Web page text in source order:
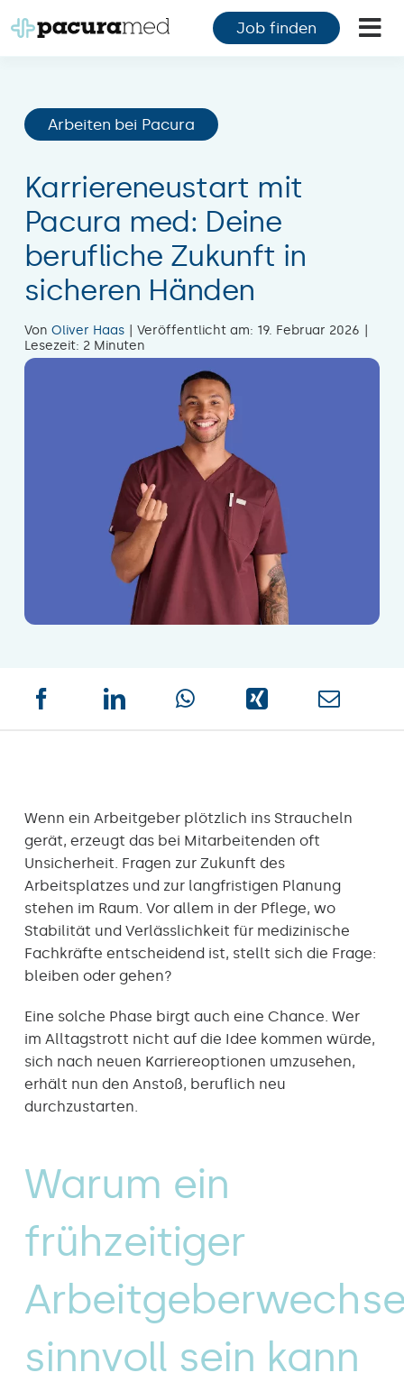
Inhalt
Job finden
Arbeiten bei Pacura
Karriereneustart mit
Pacura med: Deine
berufliche Zukunft in
sicheren Händen
Von Oliver Haas Veröffentlicht am: 19. Februar 2026
Lesezeit: 2 Minuten
Wenn ein Arbeitgeber plötzlich ins Straucheln
gerät, erzeugt das bei Mitarbeitenden oft
Unsicherheit. Fragen zur Zukunft des
Arbeitsplatzes und zur langfristigen Planung
stehen im Raum. Vor allem in der Pflege, wo
Stabilität und Verlässlichkeit für medizinische
Fachkräfte entscheidend ist, stellt sich die Frage:
bleiben oder gehen?
Eine solche Phase birgt auch eine Chance. Wer
im Alltagstrott nicht auf die Idee kommen würde,
sich nach neuen Karriereoptionen umzusehen,
erhält nun den Anstoß, beruflich neu
durchzustarten.
Warum ein
frühzeitiger
sinnvoll sein kann